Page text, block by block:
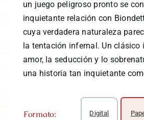
un juego peligroso pronto se
inquietante relación con
cuya verdadera naturaleza
la tentación infernal. Un clásico
amor, la seducción y lo
una historia tan inquietante
Formato: Digital